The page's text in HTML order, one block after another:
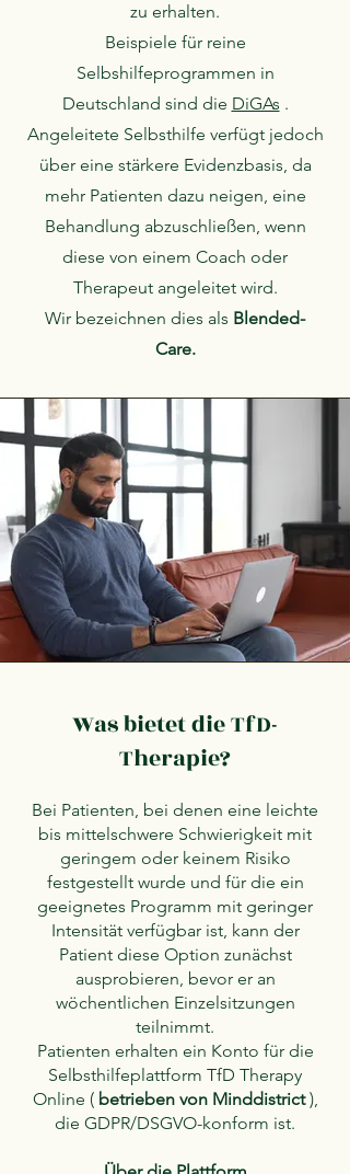
zu erhalten.
Beispiele für reine
Selbshilfeprogrammen in
Deutschland sind die DiGAs .
Angeleitete Selbsthilfe verfügt jedoch
über eine stärkere Evidenzbasis, da
mehr Patienten dazu neigen, eine
Behandlung abzuschließen, wenn
diese von einem Coach oder
Therapeut angeleitet wird.
Wir bezeichnen dies als Blended-
Care.
Was bietet die TfD-
Therapie?
Bei Patienten, bei denen eine leichte
bis mittelschwere Schwierigkeit mit
geringem oder keinem Risiko
festgestellt wurde und für die ein
geeignetes Programm mit geringer
Intensität verfügbar ist, kann der
Patient diese Option zunächst
ausprobieren, bevor er an
wöchentlichen Einzelsitzungen
teilnimmt.
Patienten erhalten ein Konto für die
Selbsthilfeplattform TfD Therapy
Online ( betrieben von Minddistrict),
die GDPR/DSGVO-konform ist.